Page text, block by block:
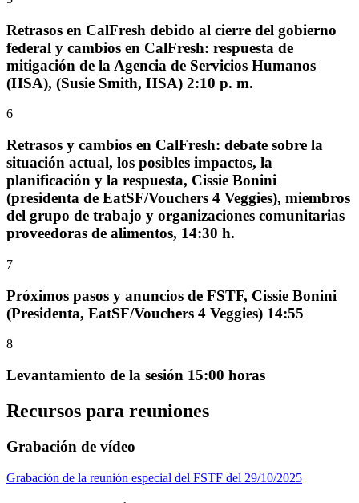
Retrasos en CalFresh debido al cierre del gobierno
federal y cambios en CalFresh: respuesta de
mitigación de la Agencia de Servicios Humanos
(HSA), (Susie Smith, HSA) 2:10 p. m.
6
Retrasos y cambios en CalFresh: debate sobre la
situación actual, los posibles impactos, la
planificación y la respuesta, Cissie Bonini
(presidenta de EatSF/Vouchers 4 Veggies), miembros
del grupo de trabajo y organizaciones comunitarias
proveedoras de alimentos, 14:30 h.
7
Próximos pasos y anuncios de FSTF, Cissie Bonini
(Presidenta, EatSF/Vouchers 4 Veggies) 14:55
8
Levantamiento de la sesión 15:00 horas
Recursos para reuniones
Grabación de vídeo
Grabación de la reunión especial del FSTF del 29/10/2025